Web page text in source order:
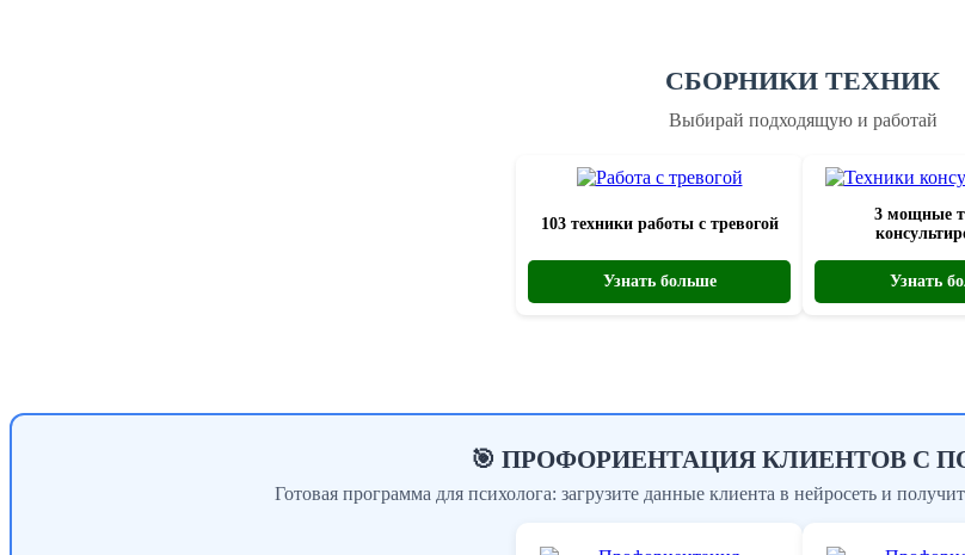
СБОРНИКИ ТЕХНИК
Выбирай подходящую и работай
103 техники работы с тревогой
Узнать больше
3 мощные
Узнать
🎯 ПРОФОРИЕНТАЦИЯ КЛИЕНТОВ С
Готовая программа для психолога: загрузите данные клиента в нейросеть и